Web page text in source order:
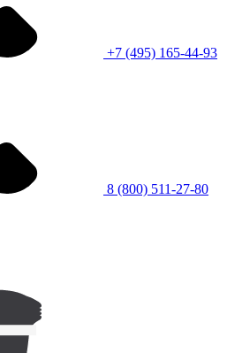
+7 (495) 165-44-93
8 (800) 511-27-80